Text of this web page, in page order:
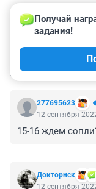
277695623
Получай
задания!
12 сентября
15-16 ждем
Докторнск
12 сентября